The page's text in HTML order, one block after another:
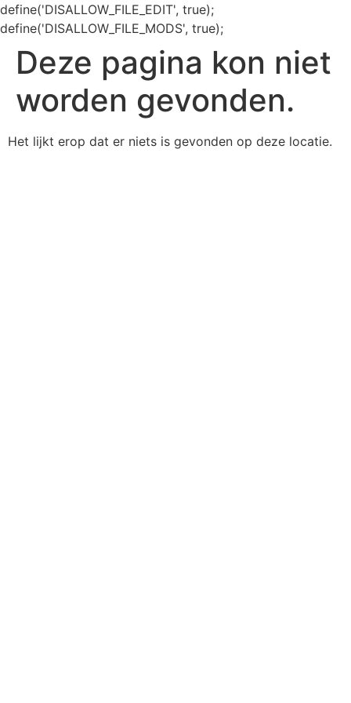
define('DISALLOW_FILE_EDIT', true);
define('DISALLOW_FILE_MODS', true);
Deze pagina kon niet
worden gevonden.
Het lijkt erop dat er niets is gevonden op deze locatie.